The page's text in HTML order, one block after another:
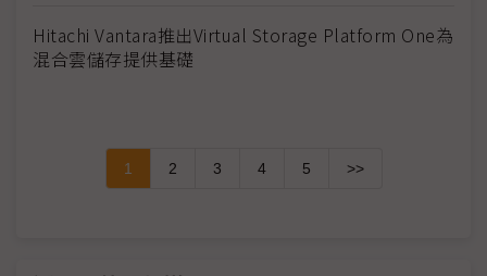
Hitachi Vantara推出Virtual Storage Platform One為
混合雲儲存提供基礎
1 2 3 4 5 >>